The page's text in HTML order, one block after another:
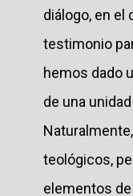
diálogo, en el
testimonio
hemos dado
de una
teológicos,
elementos